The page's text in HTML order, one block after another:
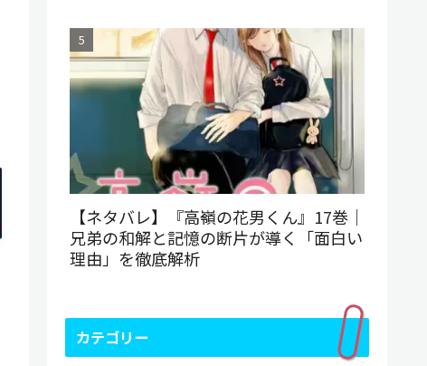
【ネタバレ】『高嶺の花男くん』17巻｜
兄弟の和解と記憶の断片が導く「面白い
理由」を徹底解析
カテゴリー